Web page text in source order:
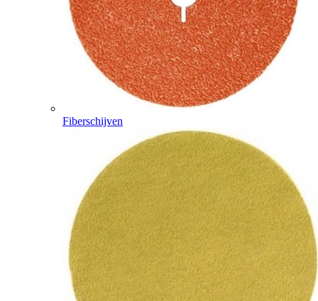
Fiberschijven